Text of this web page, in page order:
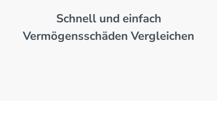
Schnell und einfach
Vermögensschäden Vergleichen